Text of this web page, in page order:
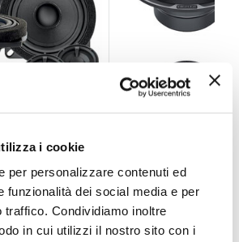
i cookie
per personalizzare contenuti ed
funzionalità dei social media e per
traffico. Condividiamo inoltre
in cui utilizzi il nostro sito con i
Spedizione gratuita!
165mm
444,55 €
Spedizione gratuita!